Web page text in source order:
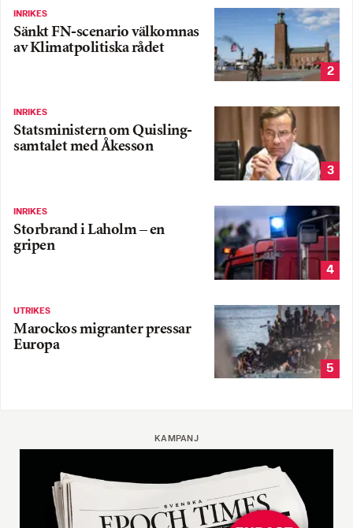
INRIKES
Sänkt FN-scenario välkomnas
av Klimatpolitiska rådet
2
INRIKES
Statsministern om Quisling-
samtalet med Åkesson
3
INRIKES
Storbrand i Laholm – en
gripen
4
UTRIKES
Marockos migranter pressar
Europa
5
KAMPANJ